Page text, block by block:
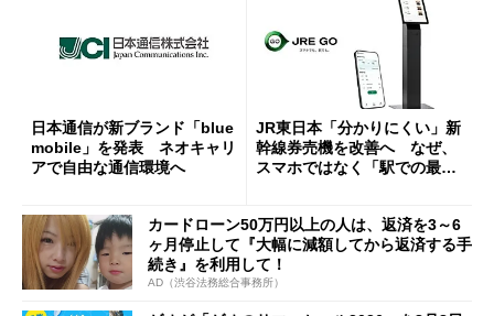
日本通信が新ブランド「blue
mobile」を発表 ネオキャリ
アで自由な通信環境へ
JR東日本「分かりにくい」新
幹線券売機を改善へ なぜ、
スマホではなく「駅での最短
カードローン50万円以上の人は、返済を3～6
ヶ月停止して『大幅に減額してから返済する手
続き』を利用して！
AD（渋谷法務総合事務所）